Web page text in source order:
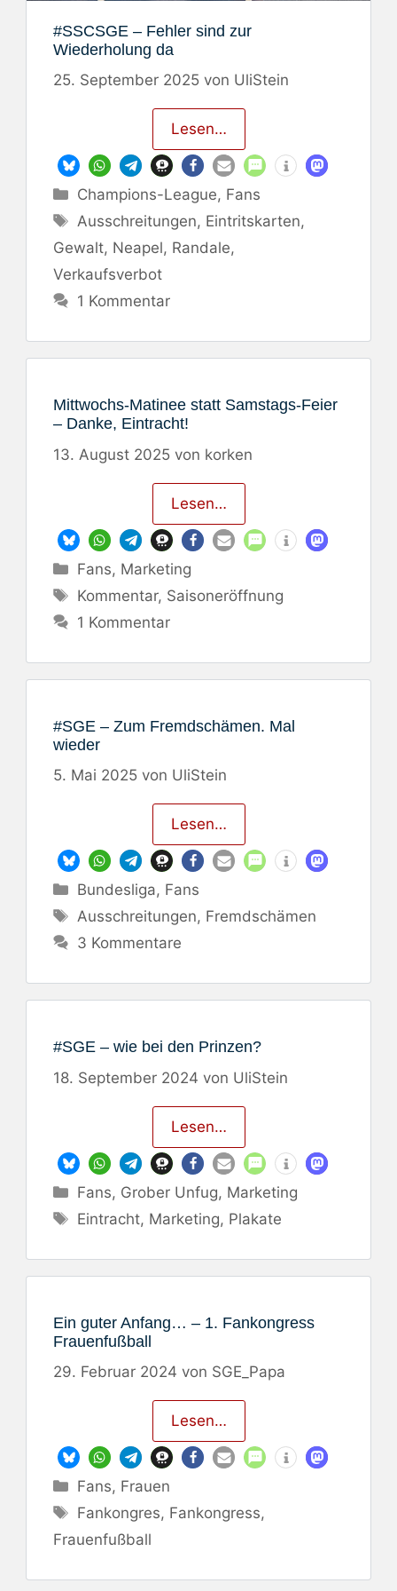
#SSCSGE – Fehler sind zur
Wiederholung da
25. September 2025 von UliStein
Lesen…
Kategorien
Champions-League, Fans
Schlagwörter
Ausschreitungen, Eintritskarten,
Gewalt, Neapel, Randale,
Verkaufsverbot
1 Kommentar
Mittwochs-Matinee statt Samstags-Feier
– Danke, Eintracht!
13. August 2025 von korken
Lesen…
Kategorien
Fans, Marketing
Schlagwörter
Kommentar, Saisoneröffnung
1 Kommentar
#SGE – Zum Fremdschämen. Mal
wieder
5. Mai 2025 von UliStein
Lesen…
Kategorien
Bundesliga, Fans
Schlagwörter
Ausschreitungen, Fremdschämen
3 Kommentare
#SGE – wie bei den Prinzen?
18. September 2024 von UliStein
Lesen…
Kategorien
Fans, Grober Unfug, Marketing
Schlagwörter
Eintracht, Marketing, Plakate
Ein guter Anfang… – 1. Fankongress
Frauenfußball
29. Februar 2024 von SGE_Papa
Lesen…
Kategorien
Fans, Frauen
Schlagwörter
Fankongres, Fankongress,
Frauenfußball